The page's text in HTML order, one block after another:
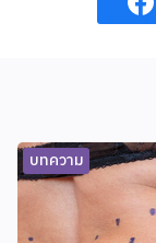
บทความ